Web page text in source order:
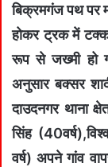
बिक्रमगंज पथ पर
होकर ट्रक में
रूप से जख्मी हो
अनुसार बक्सर
दाउदनगर थाना
सिंह
वर्ष) अपने गांव